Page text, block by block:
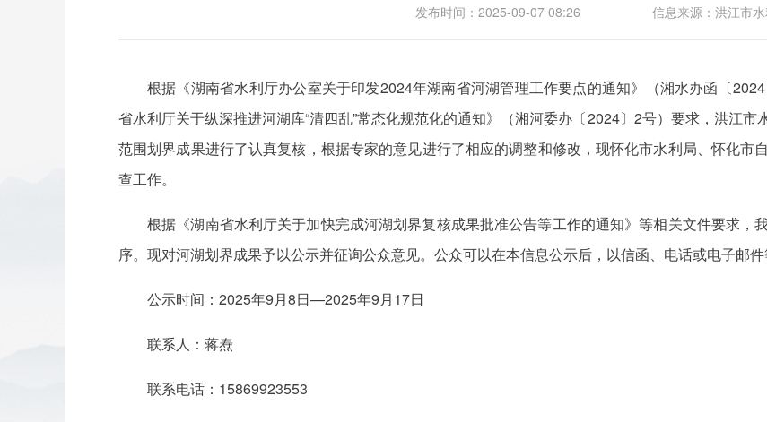
发布时间：2025-09-07 08:26 信息来源：洪江市
根据《湖南省水利厅办公室关于印发2024年湖南省河湖管理工作要点的通知》（湘水办函〔
省水利厅关于纵深推进河湖库“清四乱”常态化规范化的通知》（湘河委办〔2024〕2号）要求，洪江
范围划界成果进行了认真复核，根据专家的意见进行了相应的调整和修改，现怀化市水利局、怀化市
查工作。
根据《湖南省水利厅关于加快完成河湖划界复核成果批准公告等工作的通知》等相关文件要求，
序。现对河湖划界成果予以公示并征询公众意见。公众可以在本信息公示后，以信函、电话或电子邮件
公示时间：2025年9月8日—2025年9月17日
联系人：蒋焘
联系电话：15869923553